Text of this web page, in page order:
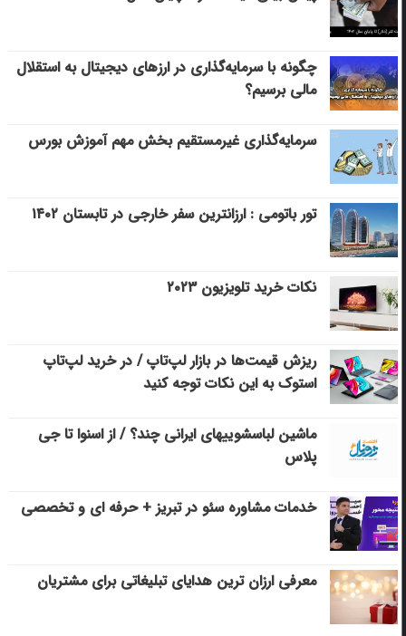
چگونه با سرمایه‌گذاری در ارزهای دیجیتال به استقلال
مالی برسیم؟
سرمایه‌گذاری غیرمستقیم بخش مهم آموزش بورس
تور باتومی : ارزانترین سفر خارجی در تابستان ۱۴۰۲
نکات خرید تلویزیون ۲۰۲۳
ریزش قیمت‌ها در بازار لپ‌تاپ / در خرید لپ‌تاپ
استوک به این نکات توجه کنید
ماشین لباسشویی‎های ایرانی چند؟ / از اسنوا تا جی
پلاس
خدمات مشاوره سئو در تبریز + حرفه ای و تخصصی
معرفی ارزان ترین هدایای تبلیغاتی برای مشتریان